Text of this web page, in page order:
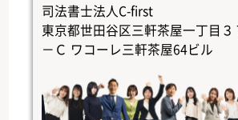
司法書士法人C-first
東京都世田谷区三軒茶屋一丁目３
－Ｃ ワコーレ三軒茶屋64ビル